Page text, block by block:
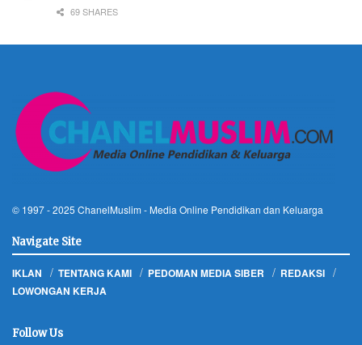
69 SHARES
© 1997 - 2025 ChanelMuslim - Media Online Pendidikan dan Keluarga
Navigate Site
IKLAN TENTANG KAMI PEDOMAN MEDIA SIBER
REDAKSI
LOWONGAN KERJA
Follow Us